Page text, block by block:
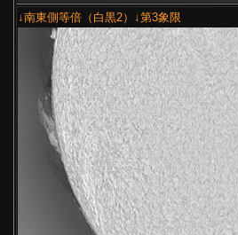
↓南東側等倍（白黒2）↓第3象限